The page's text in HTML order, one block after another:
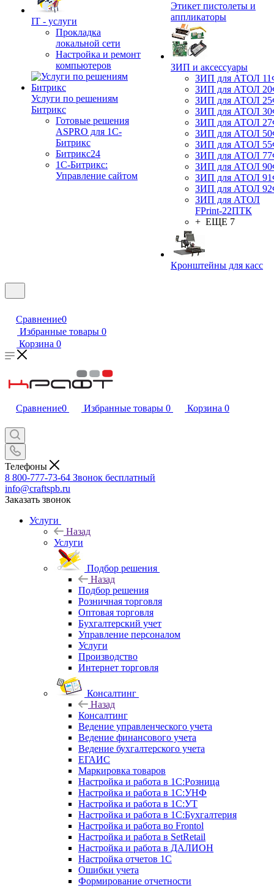
IT - услуги
Прокладка
локальной сети
Настройка и ремонт
компьютеров
Услуги по решениям
Битрикс
Готовые решения
ASPRO для 1С-
Битрикс
Битрикс24
1С-Битрикс:
Управление сайтом
Этикет пистолеты и
аппликаторы
ЗИП и аксессуары
ЗИП для АТОЛ
ЗИП для АТОЛ
ЗИП для АТОЛ
ЗИП для АТОЛ
ЗИП для АТОЛ
ЗИП для АТОЛ
ЗИП для АТОЛ
ЗИП для АТОЛ
ЗИП для АТОЛ
ЗИП для АТОЛ
ЗИП для АТОЛ
ЗИП для АТОЛ
FPrint-22ПТК
+ ЕЩЕ 7
Кронштейны для касс
Сравнение0
Избранные товары 0
Корзина 0
Сравнение0 Избранные товары 0 Корзина 0
Телефоны
8 800-777-73-64 Звонок бесплатный
info@craftspb.ru
Заказать звонок
Услуги
Назад
Услуги
Подбор решения
Назад
Подбор решения
Розничная торговля
Оптовая торговля
Бухгалтерский учет
Управление персоналом
Услуги
Производство
Интернет торговля
Консалтинг
Назад
Консалтинг
Ведение управленческого учета
Ведение финансового учета
Ведение бухгалтерского учета
ЕГАИС
Маркировка товаров
Настройка и работа в 1С:Розница
Настройка и работа в 1С:УНФ
Настройка и работа в 1С:УТ
Настройка и работа в 1С:Бухгалтерия
Настройка и работа во Frontol
Настройка и работа в SetRetail
Настройка и работа в ДАЛИОН
Настройка отчетов 1С
Ошибки учета
Формирование отчетности